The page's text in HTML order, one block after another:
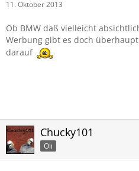
Unter der Haube von 220i und
Hinterräder schicken. Von 0
Basis-Modelle rund sieben
kann zum BMW M235i greifen:
11. Oktober 2013
Ob BMW daß vielleicht
Werbung gibt es doch
darauf
Chucky101
Oli